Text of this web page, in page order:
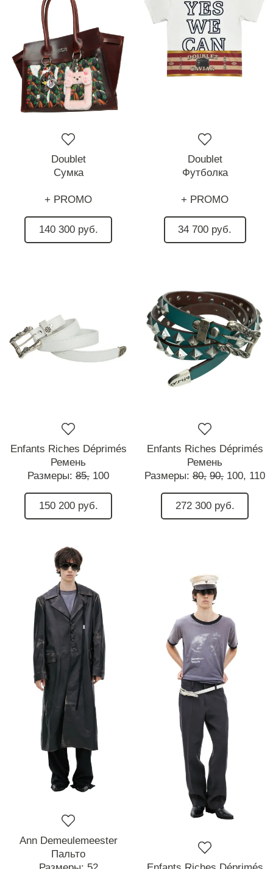
Doublet
Сумка
+ PROMO
140 300 руб.
Doublet
Футболка
+ PROMO
34 700 руб.
Enfants Riches Déprimés
Ремень
Размеры: 85, 100
150 200 руб.
Enfants Riches Déprimés
Ремень
Размеры: 80, 90, 100, 110
272 300 руб.
Ann Demeulemeester
Пальто